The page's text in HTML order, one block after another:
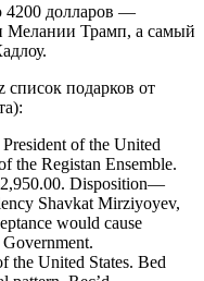
4200 долларов —
Мелании Трамп, а самый
подарков от
of the United
the Registan Ensemble.
Disposition—
Shavkat Mirziyoyev,
would cause
the United States. Bed